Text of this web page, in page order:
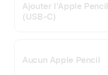
Ajouter l’Apple Pencil
(USB‑C)
Aucun Apple Pencil